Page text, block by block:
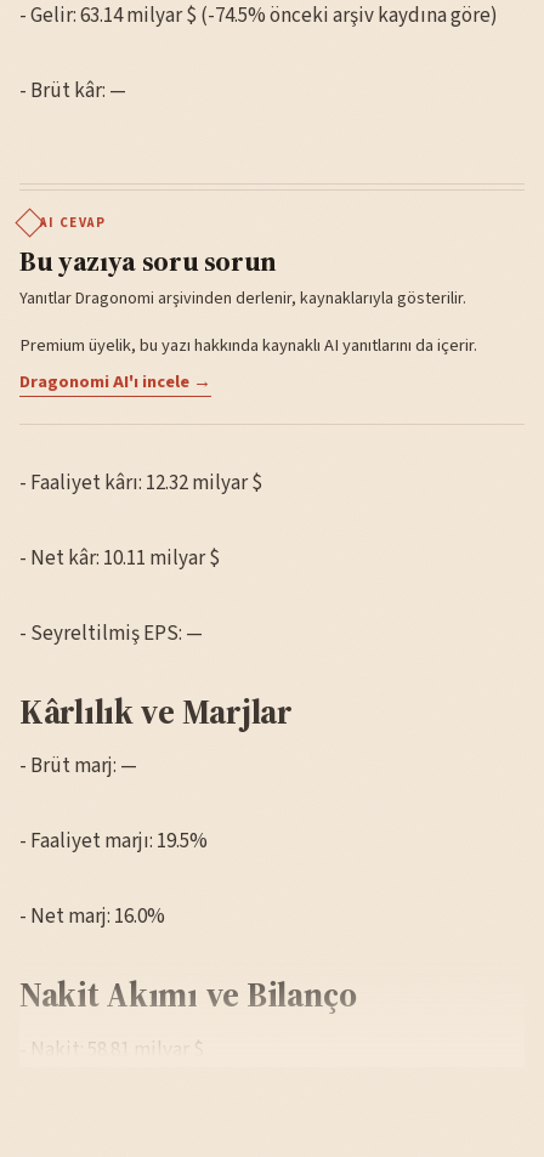
- Gelir: 63.14 milyar $ (-74.5% önceki arşiv kaydına göre)
- Brüt kâr: —
AI CEVAP
Bu yazıya soru sorun
Yanıtlar Dragonomi arşivinden derlenir, kaynaklarıyla gösterilir.
Premium üyelik, bu yazı hakkında kaynaklı AI yanıtlarını da içerir.
Dragonomi AI'ı incele →
- Faaliyet kârı: 12.32 milyar $
- Net kâr: 10.11 milyar $
- Seyreltilmiş EPS: —
Kârlılık ve Marjlar
- Brüt marj: —
- Faaliyet marjı: 19.5%
- Net marj: 16.0%
Nakit Akımı ve Bilanço
- Nakit: 58.81 milyar $